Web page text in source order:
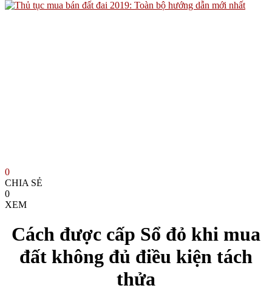
0
CHIA SẺ
0
XEM
Cách được cấp Sổ đỏ khi mua
đất không đủ điều kiện tách
thửa